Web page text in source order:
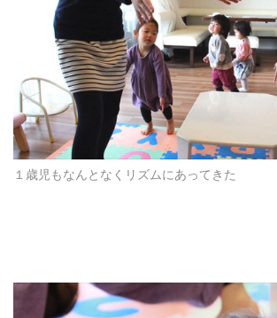
１歳児もなんとなくリズムにあってきた